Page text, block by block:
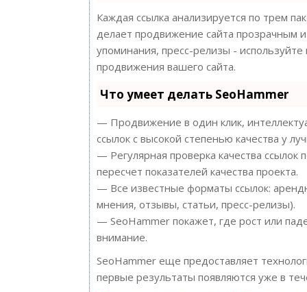
Каждая ссылка анализируется по трем
делает продвижение сайта прозрачным
упоминания, пресс-релизы -
продвижения вашего сайта.
Что умеет делать SeoHammer
— Продвижение в один клик,
ссылок с высокой степенью качества у
— Регулярная проверка качества
пересчет показателей качества проекта.
— Все известные форматы ссылок:
мнения, отзывы, статьи, пресс-релизы).
— SeoHammer покажет, где рост или
внимание.
SeoHammer еще предоставляет
первые результаты появляются уже в